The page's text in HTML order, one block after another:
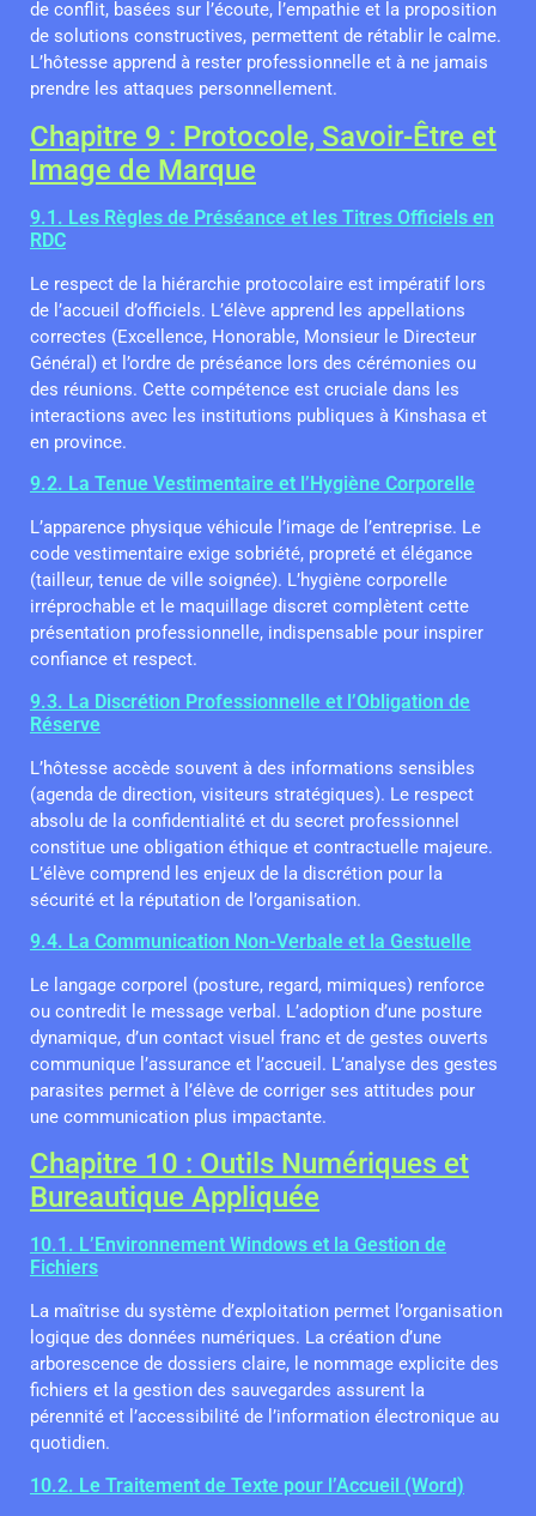
de conflit, basées sur l’écoute, l’empathie et la proposition
de solutions constructives, permettent de rétablir le calme.
L’hôtesse apprend à rester professionnelle et à ne jamais
prendre les attaques personnellement.
Chapitre 9 : Protocole, Savoir-Être et
Image de Marque
9.1. Les Règles de Préséance et les Titres Officiels en
RDC
Le respect de la hiérarchie protocolaire est impératif lors
de l’accueil d’officiels. L’élève apprend les appellations
correctes (Excellence, Honorable, Monsieur le Directeur
Général) et l’ordre de préséance lors des cérémonies ou
des réunions. Cette compétence est cruciale dans les
interactions avec les institutions publiques à Kinshasa et
en province.
9.2. La Tenue Vestimentaire et l’Hygiène Corporelle
L’apparence physique véhicule l’image de l’entreprise. Le
code vestimentaire exige sobriété, propreté et élégance
(tailleur, tenue de ville soignée). L’hygiène corporelle
irréprochable et le maquillage discret complètent cette
présentation professionnelle, indispensable pour inspirer
confiance et respect.
9.3. La Discrétion Professionnelle et l’Obligation de
Réserve
L’hôtesse accède souvent à des informations sensibles
(agenda de direction, visiteurs stratégiques). Le respect
absolu de la confidentialité et du secret professionnel
constitue une obligation éthique et contractuelle majeure.
L’élève comprend les enjeux de la discrétion pour la
sécurité et la réputation de l’organisation.
9.4. La Communication Non-Verbale et la Gestuelle
Le langage corporel (posture, regard, mimiques) renforce
ou contredit le message verbal. L’adoption d’une posture
dynamique, d’un contact visuel franc et de gestes ouverts
communique l’assurance et l’accueil. L’analyse des gestes
parasites permet à l’élève de corriger ses attitudes pour
une communication plus impactante.
Chapitre 10 : Outils Numériques et
Bureautique Appliquée
10.1. L’Environnement Windows et la Gestion de
Fichiers
La maîtrise du système d’exploitation permet l’organisation
logique des données numériques. La création d’une
arborescence de dossiers claire, le nommage explicite des
fichiers et la gestion des sauvegardes assurent la
pérennité et l’accessibilité de l’information électronique au
quotidien.
10.2. Le Traitement de Texte pour l’Accueil (Word)